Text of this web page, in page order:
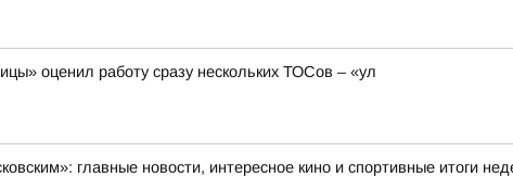
оценил работу сразу нескольких ТОСов – «ул
главные новости, интересное кино и спортивные итоги